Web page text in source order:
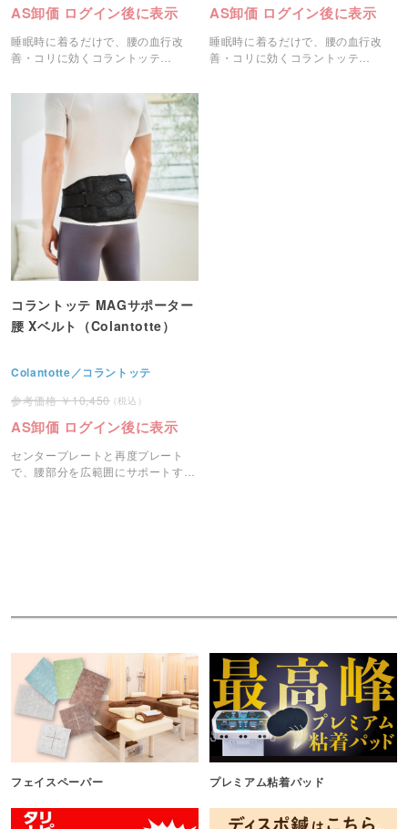
AS卸価 ログイン後に表示
睡眠時に着るだけで、腰の血行改
善・コリに効くコラントッテ
AS卸価 ログイン後に表示
睡眠時に着るだけで、腰の血行改
善・コリに効くコラントッテ
コラントッテ MAGサポーター
腰 Xベルト（Colantotte）
Colantotte／コラントッテ
10,450
AS卸価 ログイン後に表示
センタープレートと再度プレート
で、腰部分を広範囲にサポートする
フェイスペーパー プレミアム粘着パッド